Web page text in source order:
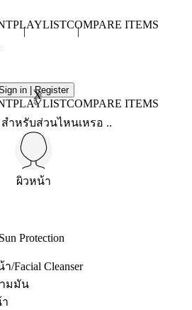
PLAYLISTCOMPARE ITEMS
in | Register
X
PLAYLISTCOMPARE ITEMS
ำหรับส่วนไหนเหรอ ..
ผิวหน้า
Protection
Facial Cleanser
มมัน